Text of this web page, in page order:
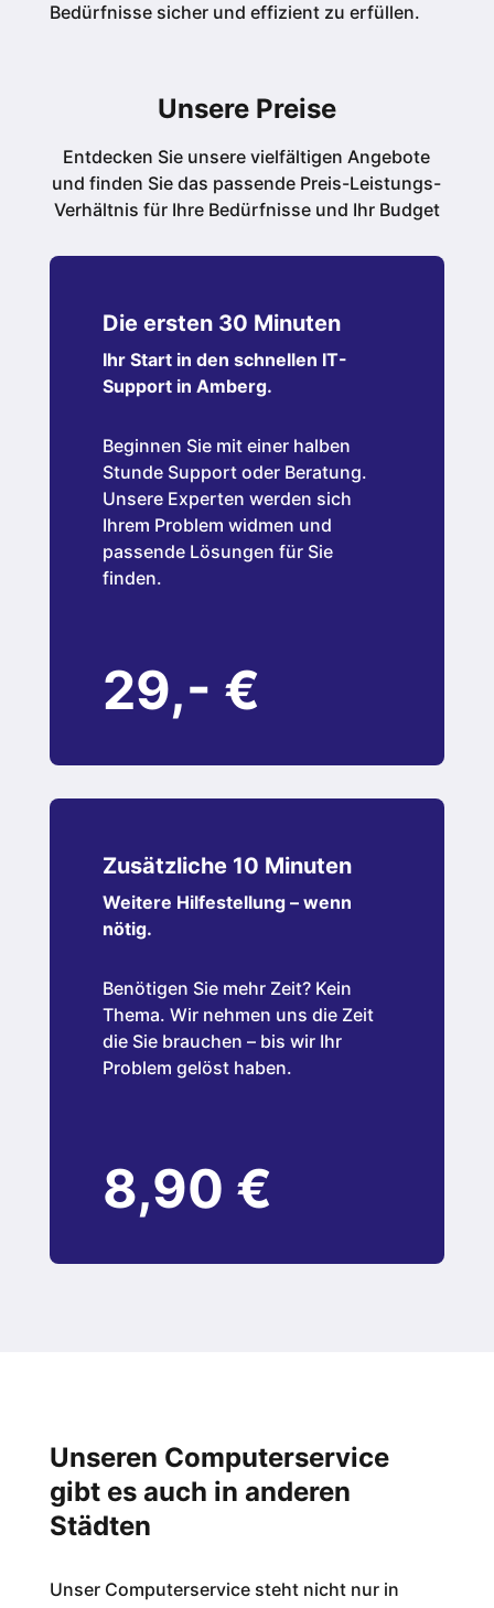
Bedürfnisse sicher und effizient zu erfüllen.
Unsere Preise
Entdecken Sie unsere vielfältigen Angebote
und finden Sie das passende Preis-Leistungs-
Verhältnis für Ihre Bedürfnisse und Ihr Budget
Die ersten 30 Minuten
Ihr Start in den schnellen IT-
Support in Amberg.
Beginnen Sie mit einer halben
Stunde Support oder Beratung.
Unsere Experten werden sich
Ihrem Problem widmen und
passende Lösungen für Sie
finden.
29,- €
Zusätzliche 10 Minuten
Weitere Hilfestellung – wenn
nötig.
Benötigen Sie mehr Zeit? Kein
Thema. Wir nehmen uns die Zeit
die Sie brauchen – bis wir Ihr
Problem gelöst haben.
8,90 €
Unseren Computerservice
gibt es auch in anderen
Städten
Unser Computerservice steht nicht nur in